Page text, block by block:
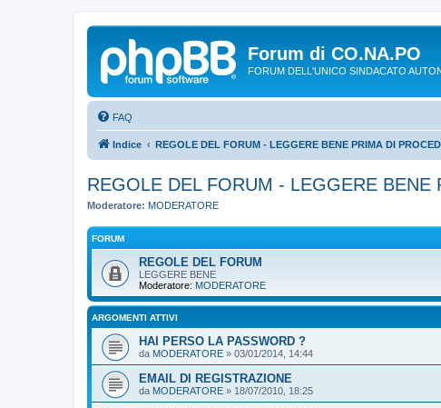
Forum di CO.NA.PO
FORUM DELL'UNICO SINDACATO
FAQ
Indice REGOLE DEL FORUM - LEGGERE BENE PRIMA DI
REGOLE DEL FORUM - LEGGERE
Moderatore: MODERATORE
FORUM
REGOLE DEL FORUM
LEGGERE BENE
Moderatore: MODERATORE
ARGOMENTI ATTIVI
HAI PERSO LA PASSWORD ?
da MODERATORE » 03/01/2014, 14:44
EMAIL DI REGISTRAZIONE
da MODERATORE » 18/07/2010, 18:25